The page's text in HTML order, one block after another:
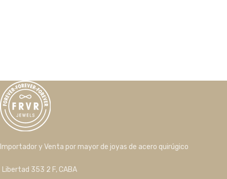
Importador y Venta por mayor de joyas de acero quirúgico
Libertad 353 2 F, CABA